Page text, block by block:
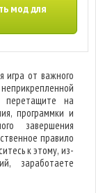
мод для
игра от важного
перетащите на
программки и
завершения
правило
к этому, из-
заработаете